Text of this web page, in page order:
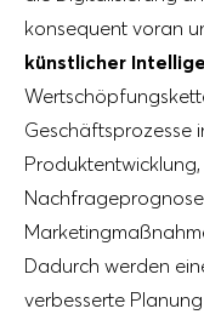
konsequent voran
künstlicher
Geschäftsprozesse
Dadurch werden
verbesserte